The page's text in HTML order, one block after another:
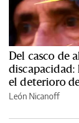
Del casco de
discapacidad:
el deterioro
León Nicanoff